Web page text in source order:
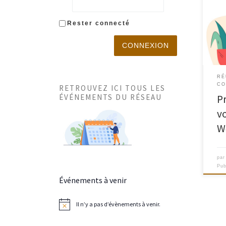
a
de
Rester connecté
CONNEXION
RETROUVEZ ICI TOUS LES
ÉVÉNEMENTS DU RÉSEAU
Événements à venir
Il n’y a pas d’évènements à venir.